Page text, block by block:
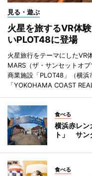
見る・遊ぶ
火星を旅するVR体
いPLOT48に登場
火星旅行をテーマにしたVR
MARS（ザ・サンセットオ
商業施設「PLOT48」（横
「YOKOHAMA COAST
食べる
横浜赤レン
ト」 サン
食べる